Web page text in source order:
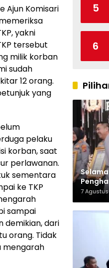
Ajun Komisari
yakni
tersebut
milik korban
sudah
12 orang.
yang
pelaku
korban, saat
perlawanan.
sementara
ke TKP
sampai
demikian, dari
orang. Tidak
mengarah
5
6
Kapolri
7